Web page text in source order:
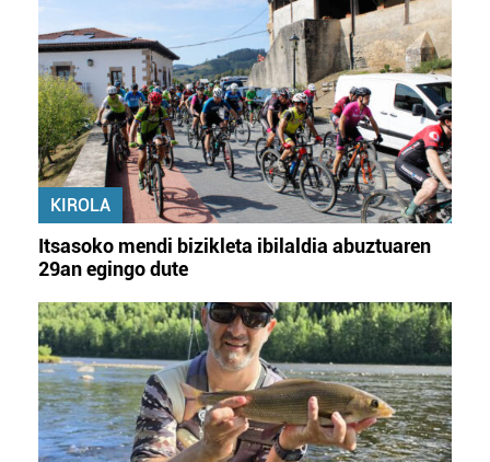
KIROLA
Itsasoko mendi bizikleta ibilaldia abuztuaren
29an egingo dute